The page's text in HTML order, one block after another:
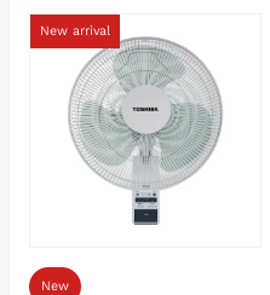
New arrival
New